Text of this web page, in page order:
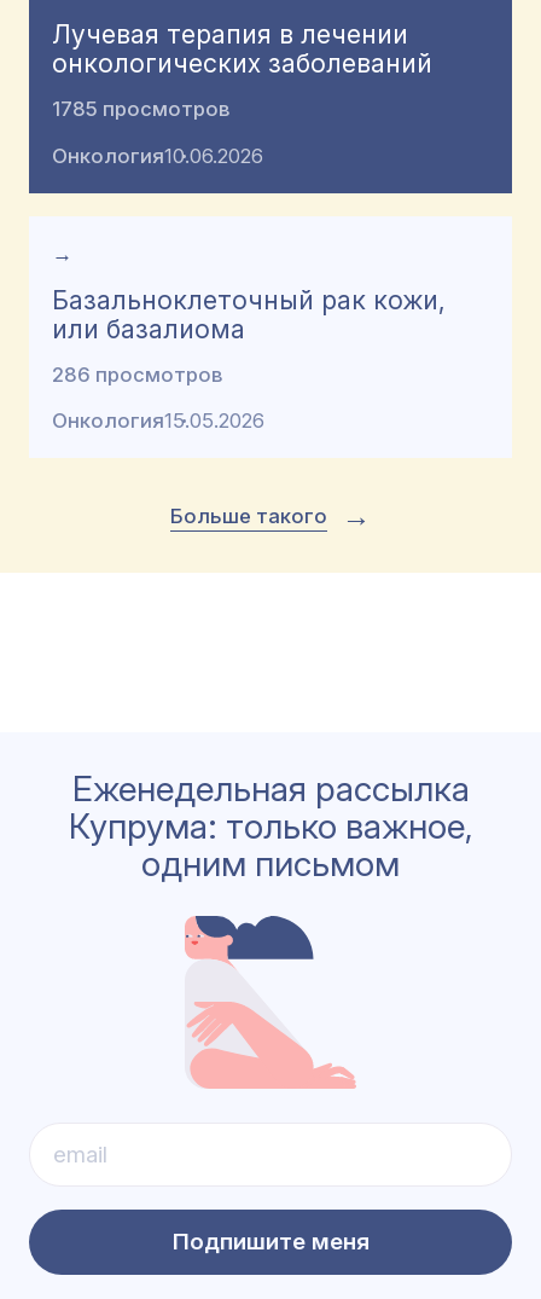
Лучевая терапия в лечении
онкологических заболеваний
1785 просмотров
Онкология10.06.2026
→
Базальноклеточный рак кожи,
или базалиома
286 просмотров
Онкология15.05.2026
Больше такого →
Еженедельная рассылка
Купрума: только важное,
одним письмом
Подпишите меня